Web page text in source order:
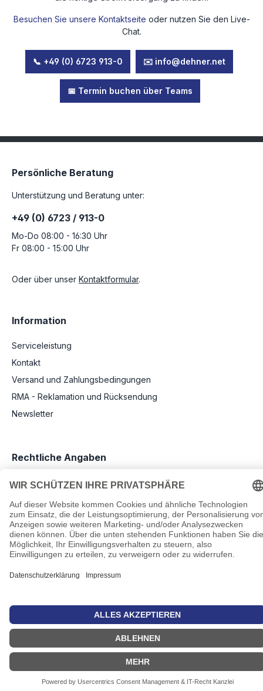
Besuchen Sie unsere Kontaktseite oder nutzen Sie den Live-
Chat.
📞 +49 (0) 6723 913-0 ✉️ info@dehner.net
📅 Termin buchen über Teams
Persönliche Beratung
Unterstützung und Beratung unter:
+49 (0) 6723 / 913-0
Mo-Do 08:00 - 16:30 Uhr
Fr 08:00 - 15:00 Uhr
Oder über unser Kontaktformular.
Information
Serviceleistung
Kontakt
Versand und Zahlungsbedingungen
RMA - Reklamation und Rücksendung
Newsletter
Rechtliche Angaben
Impressum
AGB
Datenschutz
Informationen zu Elektro- und Elektronikgeräten
Pflichtangaben nach Verordnung (EU) 2019/1782